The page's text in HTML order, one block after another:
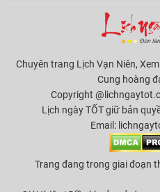
Chuyên trang Lịch Vạn Niên,
Cung hoàng
Copyright
Lịch ngày TỐT giữ bản
Email:
Trang đang trong giai đoạn